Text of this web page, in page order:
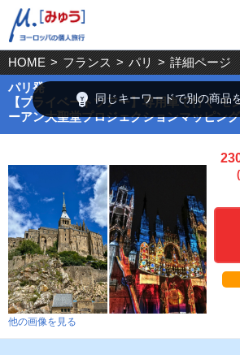
HOME > フランス > パリ > 詳細ページ
パリ発
【プライベートツアー】専用車で行く モ
ーアン大聖堂プロジェクションマッピン
他の画像を見る
emoji_objects 同じキーワードで別の商